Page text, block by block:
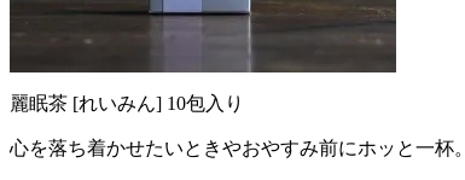
麗眠茶 [れいみん] 10包入り
心を落ち着かせたいときやおやすみ前にホッと一杯。